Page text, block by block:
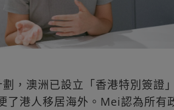
，澳洲已設立「香港特別簽證
港人移居海外。Mei認為所有